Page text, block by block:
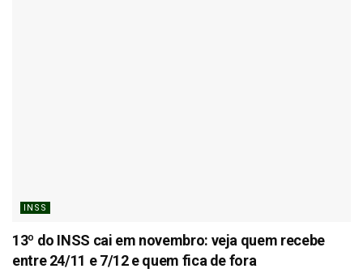
INSS
13º do INSS cai em novembro: veja quem recebe
entre 24/11 e 7/12 e quem fica de fora